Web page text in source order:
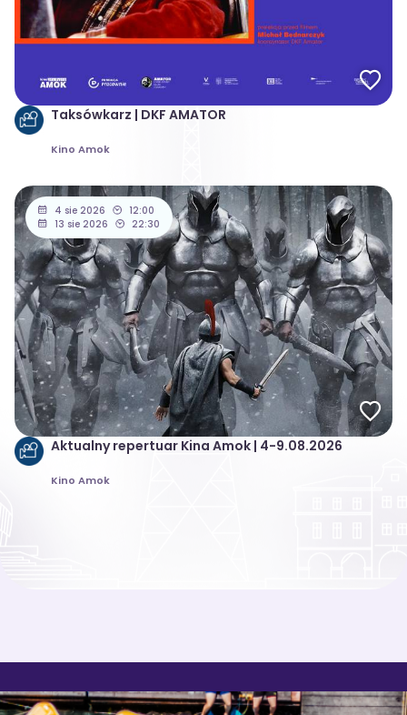
Taksówkarz | DKF AMATOR
Kino Amok
4 sie 2026
12:00
13 sie 2026
22:30
Aktualny repertuar Kina Amok | 4-9.08.2026
Kino Amok